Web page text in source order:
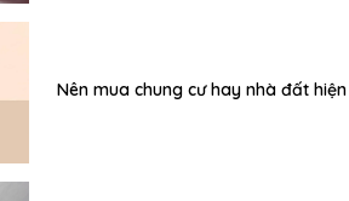
Nên mua chung cư hay nhà đất